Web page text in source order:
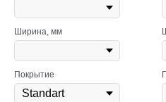
Ширина, мм
Покрытие